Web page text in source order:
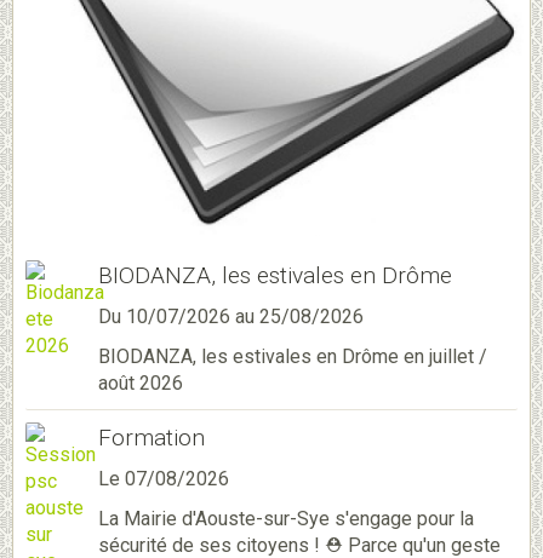
BIODANZA, les estivales en Drôme
Du 10/07/2026 au 25/08/2026
BIODANZA, les estivales en Drôme en juillet /
août 2026
Formation
Le 07/08/2026
La Mairie d'Aouste-sur-Sye s'engage pour la
sécurité de ses citoyens ! ⛑️ Parce qu'un geste